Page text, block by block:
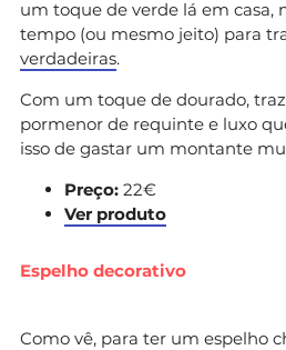
um toque de verde lá em casa,
tempo (ou mesmo jeito) para
verdadeiras.
Com um toque de dourado,
pormenor de requinte e luxo
isso de gastar um montante
Preço: 22€
Ver produto
Espelho decorativo
Como vê, para ter um espelho